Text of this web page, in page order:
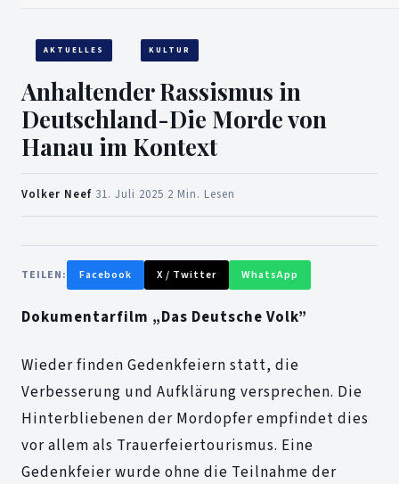
AKTUELLES KULTUR
Anhaltender Rassismus in
Deutschland-Die Morde von
Hanau im Kontext
Volker Neef 31. Juli 2025 2 Min. Lesen
TEILEN: Facebook X / Twitter WhatsApp
Dokumentarfilm „Das Deutsche Volk”
Wieder finden Gedenkfeiern statt, die
Verbesserung und Aufklärung versprechen. Die
Hinterbliebenen der Mordopfer empfindet dies
vor allem als Trauerfeiertourismus. Eine
Gedenkfeier wurde ohne die Teilnahme der